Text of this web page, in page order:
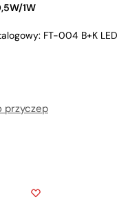
1W
FT-004 B+K LED
przyczep